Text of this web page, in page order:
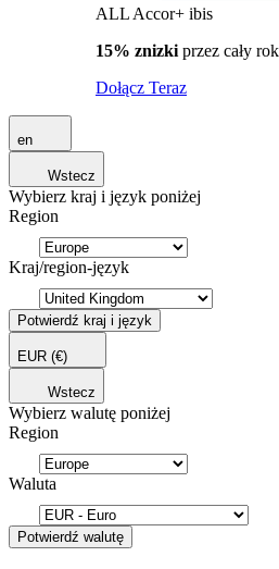
ALL Accor+ ibis
15% znizki przez cały
Dołącz Teraz
en
Wstecz
Wybierz kraj i język poniżej
Region
Kraj/region-język
Potwierdź kraj i język
EUR (€)
Wstecz
Wybierz walutę poniżej
Region
Waluta
Potwierdź walutę